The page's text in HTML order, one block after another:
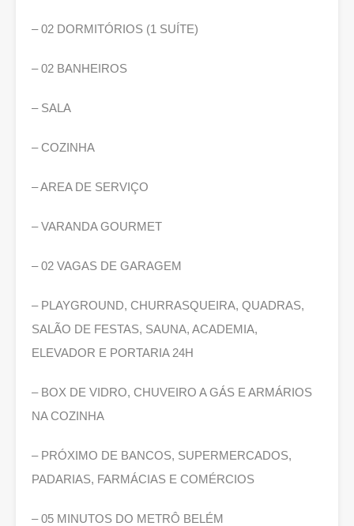
– 02 DORMITÓRIOS (1 SUÍTE)
– 02 BANHEIROS
– SALA
– COZINHA
– AREA DE SERVIÇO
– VARANDA GOURMET
– 02 VAGAS DE GARAGEM
– PLAYGROUND, CHURRASQUEIRA, QUADRAS,
SALÃO DE FESTAS, SAUNA, ACADEMIA,
ELEVADOR E PORTARIA 24H
– BOX DE VIDRO, CHUVEIRO A GÁS E ARMÁRIOS
NA COZINHA
– PRÓXIMO DE BANCOS, SUPERMERCADOS,
PADARIAS, FARMÁCIAS E COMÉRCIOS
– 05 MINUTOS DO METRÔ BELÉM